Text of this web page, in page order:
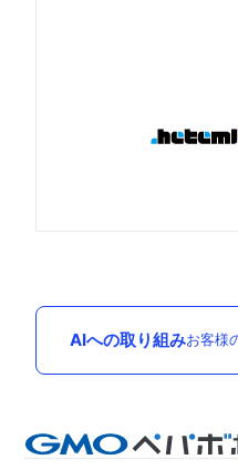
AIへの取り組みお客様